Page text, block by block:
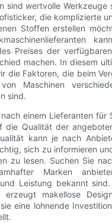
sind wertvolle Werkzeuge
die komplizierte
Stoffen erstellen
Preises der
machen. In diesem
die Faktoren, die beim
Maschinen
sind.
einem Lieferanten für
die Qualität der
kann je nach
sich zu informieren
zu lesen. Suchen Sie
Marken
Leistung bekannt
erzeugt makellose
eine lohnende